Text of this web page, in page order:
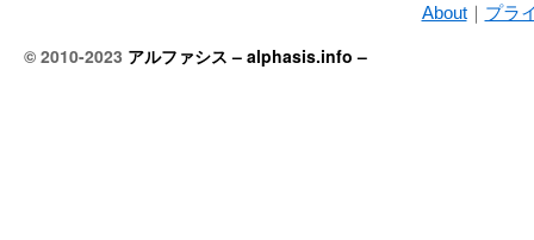
About｜ プラ
© 2010-2023 アルファシス – alphasis.info –